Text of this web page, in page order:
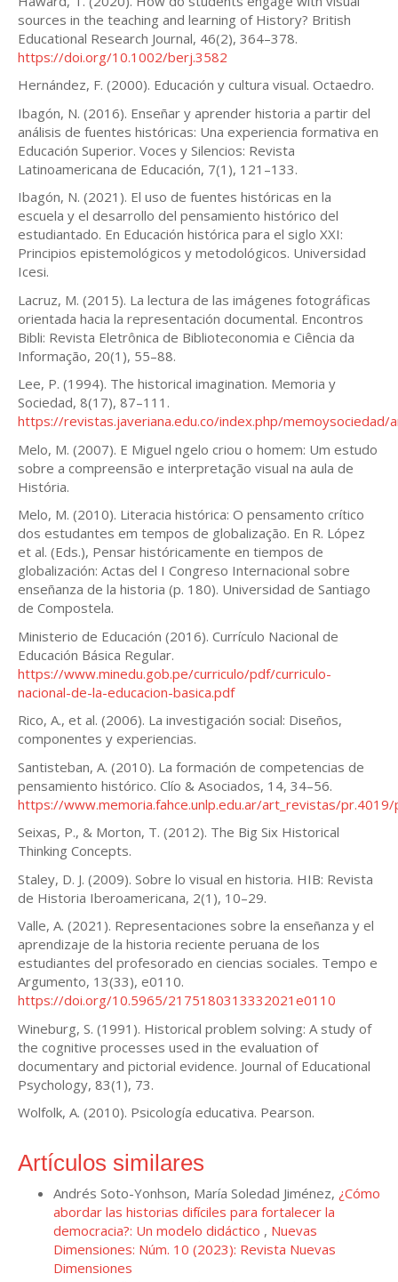
sources in the teaching and learning of History? British
Educational Research Journal, 46(2), 364–378.
https://doi.org/10.1002/berj.3582
Hernández, F. (2000). Educación y cultura visual. Octaedro.
Ibagón, N. (2016). Enseñar y aprender historia a partir del
análisis de fuentes históricas: Una experiencia formativa en
Educación Superior. Voces y Silencios: Revista
Latinoamericana de Educación, 7(1), 121–133.
Ibagón, N. (2021). El uso de fuentes históricas en la
escuela y el desarrollo del pensamiento histórico del
estudiantado. En Educación histórica para el siglo XXI:
Principios epistemológicos y metodológicos. Universidad
Icesi.
Lacruz, M. (2015). La lectura de las imágenes fotográficas
orientada hacia la representación documental. Encontros
Bibli: Revista Eletrônica de Biblioteconomia e Ciência da
Informação, 20(1), 55–88.
Lee, P. (1994). The historical imagination. Memoria y
Sociedad, 8(17), 87–111.
https://revistas.javeriana.edu.co/index.php/
Melo, M. (2007). E Miguel ngelo criou o homem: Um estudo
sobre a compreensão e interpretação visual na aula de
História.
Melo, M. (2010). Literacia histórica: O pensamento crítico
dos estudantes em tempos de globalização. En R. López
et al. (Eds.), Pensar históricamente en tiempos de
globalización: Actas del I Congreso Internacional sobre
enseñanza de la historia (p. 180). Universidad de Santiago
de Compostela.
Ministerio de Educación (2016). Currículo Nacional de
Educación Básica Regular.
https://www.minedu.gob.pe/curriculo/pdf/curriculo-
nacional-de-la-educacion-basica.pdf
Rico, A., et al. (2006). La investigación social: Diseños,
componentes y experiencias.
Santisteban, A. (2010). La formación de competencias de
pensamiento histórico. Clío & Asociados, 14, 34–56.
https://www.memoria.fahce.unlp.edu.ar/art_revistas/
Seixas, P., & Morton, T. (2012). The Big Six Historical
Thinking Concepts.
Staley, D. J. (2009). Sobre lo visual en historia. HIB: Revista
de Historia Iberoamericana, 2(1), 10–29.
Valle, A. (2021). Representaciones sobre la enseñanza y el
aprendizaje de la historia reciente peruana de los
estudiantes del profesorado en ciencias sociales. Tempo e
Argumento, 13(33), e0110.
https://doi.org/10.5965/2175180313332021e0110
Wineburg, S. (1991). Historical problem solving: A study of
the cognitive processes used in the evaluation of
documentary and pictorial evidence. Journal of Educational
Psychology, 83(1), 73.
Wolfolk, A. (2010). Psicología educativa. Pearson.
Artículos similares
Andrés Soto-Yonhson, María Soledad Jiménez, ¿Cómo
abordar las historias difíciles para fortalecer la
democracia?: Un modelo didáctico , Nuevas
Dimensiones: Núm. 10 (2023): Revista Nuevas
Dimensiones